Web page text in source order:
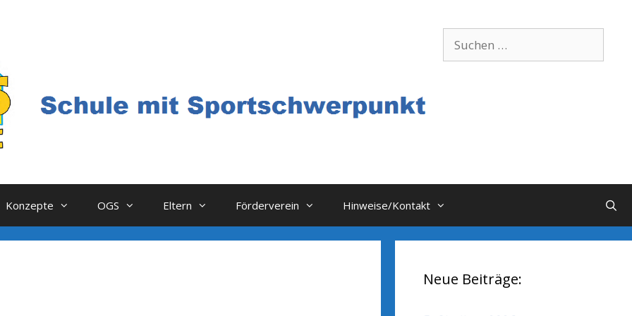
nach:
Konzepte OGS Eltern Förderverein Hinweise/Kontakt
Neue Beiträge: